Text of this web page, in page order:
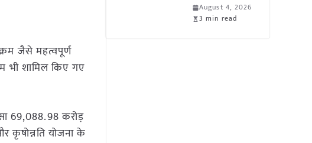
जैसे महत्वपूर्ण
भी शामिल किए गए
69,088.98 करोड़
योजना के
August 4, 2026
3 min read